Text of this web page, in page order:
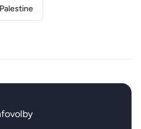
Palestine